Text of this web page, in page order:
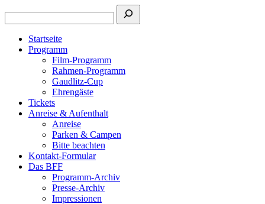
Startseite
Programm
Film-Programm
Rahmen-Programm
Gaudlitz-Cup
Ehrengäste
Tickets
Anreise & Aufenthalt
Anreise
Parken & Campen
Bitte beachten
Kontakt-Formular
Das BFF
Programm-Archiv
Presse-Archiv
Impressionen